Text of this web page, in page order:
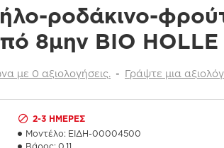
ροδάκινο-
8μην ΒΙΟ
με 0 αξιολογήσεις. - Γράψτε μια
2-3 ΗΜΈΡΕΣ
Μοντέλο: ΕΙΔΗ-00004500